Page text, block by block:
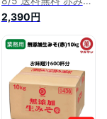
無添加 国産米 100%
使用 生みそ 信州味
噌 700g×6 丸萬 み
そ 味噌汁 味噌漬け
グルテンフリー 健康
食 発酵 腸活 ベジタ
リアン 非加熱 熟成
発酵 安心 糀 麹 保存
料不使用 腸内環境
2,390円